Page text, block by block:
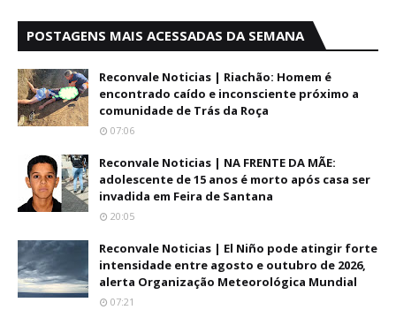
POSTAGENS MAIS ACESSADAS DA SEMANA
Reconvale Noticias | Riachão: Homem é
encontrado caído e inconsciente próximo a
comunidade de Trás da Roça
07:06
Reconvale Noticias | NA FRENTE DA MÃE:
adolescente de 15 anos é morto após casa ser
invadida em Feira de Santana
20:05
Reconvale Noticias | El Niño pode atingir forte
intensidade entre agosto e outubro de 2026,
alerta Organização Meteorológica Mundial
07:21